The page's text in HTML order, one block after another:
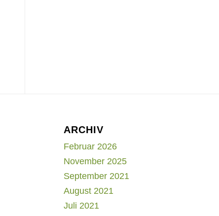
ARCHIV
Februar 2026
November 2025
September 2021
August 2021
Juli 2021